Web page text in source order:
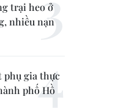
trại heo ở
nhiều nạn
phụ gia thực
phố Hồ